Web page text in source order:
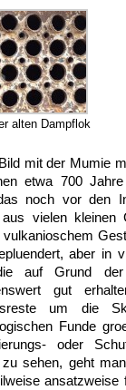
alten Dampflok
mit der Mumie
etwa 700
noch vor den
vielen kleinen
vulkanioschem
aber in
auf Grund der
gut
um die
Funde
oder
sehen, geht